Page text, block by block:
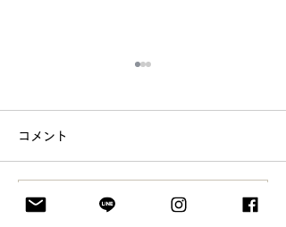
「人のためだからやれ
コメント
コメントを追加…